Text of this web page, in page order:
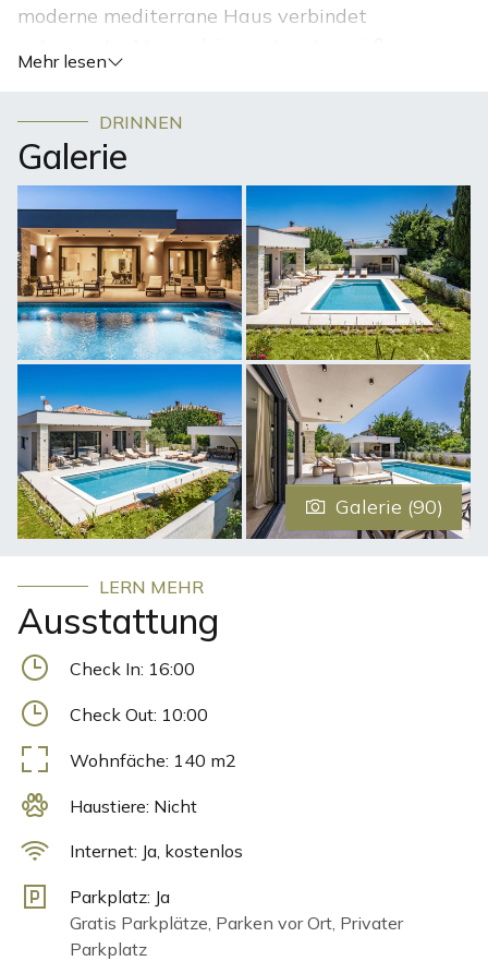
moderne mediterrane Haus verbindet
Design und ist damit der ideale Ort für einen
Das Innere der Villa ist lichtdurchflutet und großzügig
gestaltet – der offene Wohnbereich geht durch große
Glasfronten nahtlos in die Terrasse mit privatem Pool
über und schafft so ein harmonisches Zusammenspiel
von Innen- und Außenbereich. Naturmaterialien wie
Stein, Holz und warme Erdtöne sorgen für Behaglichkeit,
während klare Linien einen modernen Akzent setzen.
Die Villa Chiara verfügt über drei komfortable
Schlafzimmer mit eleganten Badezimmern, die sich
perfekt für Familien oder Freunde eignen. Die moderne
Küche ist mit hochwertigen Geräten ausgestattet und
lädt zum gemeinsamen Kochen ein. Im Außenbereich
erwarten Sie ein privater Pool mit Sonnenliegen sowie
ein liebevoll angelegter Garten mit mediterranen
Pflanzen. Das vollständig eingezäunte Grundstück bietet
Aufenthalts. Die Villa wurde energieeffizient gebaut und
mit modernen Annehmlichkeiten ausgestattet. Dank der
hervorragenden Lage erreichen Sie Pula, Rovinj und die
schönsten Strände der istrischen Küste in nur wenigen
Mehr lesen
DRINNEN
Galerie
Galerie (90)
LERN MEHR
Ausstattung
Check In: 16:00
Check Out: 10:00
Wohnfäche: 140 m2
Haustiere: Nicht
Internet: Ja, kostenlos
Parkplatz: Ja
Gratis Parkplätze, Parken vor Ort, Privater
Parkplatz